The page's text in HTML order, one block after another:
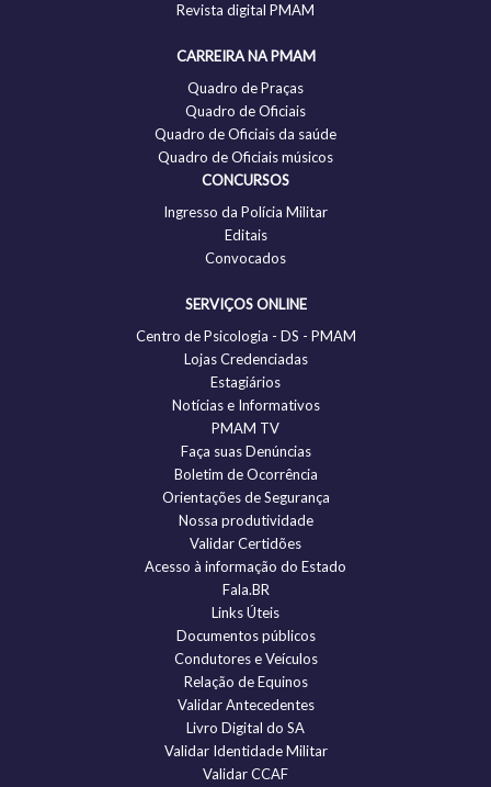
Revista digital PMAM
CARREIRA NA PMAM
Quadro de Praças
Quadro de Oficiais
Quadro de Oficiais da saúde
Quadro de Oficiais músicos
CONCURSOS
Ingresso da Polícia Militar
Editais
Convocados
SERVIÇOS ONLINE
Centro de Psicologia - DS - PMAM
Lojas Credenciadas
Estagiários
Notícias e Informativos
PMAM TV
Faça suas Denúncias
Boletim de Ocorrência
Orientações de Segurança
Nossa produtividade
Validar Certidões
Acesso à informação do Estado
Fala.BR
Links Úteis
Documentos públicos
Condutores e Veículos
Relação de Equinos
Validar Antecedentes
Livro Digital do SA
Validar Identidade Militar
Validar CCAF